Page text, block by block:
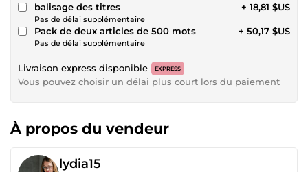
balisage des titres
Pas de délai supplémentaire
+ 18,81 $US
Pack de deux articles de 500 mots
Pas de délai supplémentaire
+ 50,17 $US
Livraison express disponible EXPRESS
Vous pouvez choisir un délai plus court lors du paiement
À propos du vendeur
lydia15